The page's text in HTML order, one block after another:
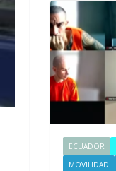
ECUADOR
MOVILIDAD